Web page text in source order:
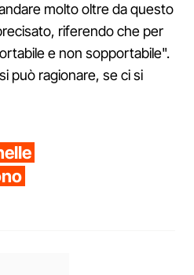
molto oltre da questo
riferendo che per
e non sopportabile".
può ragionare, se ci si